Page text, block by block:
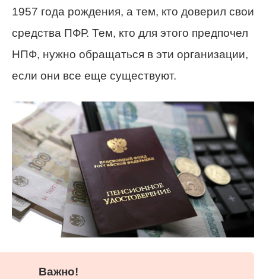
1957 года рождения, а тем, кто доверил свои
средства ПФР. Тем, кто для этого предпочел
НПФ, нужно обращаться в эти организации,
если они все еще существуют.
Важно!